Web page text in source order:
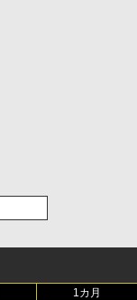
1カ月